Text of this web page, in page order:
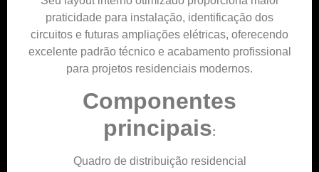
praticidade para instalação, identificação dos
circuitos e futuras ampliações elétricas, oferecendo
excelente padrão técnico e acabamento profissional
para projetos residenciais modernos.
Componentes
principais:
Quadro de distribuição residencial